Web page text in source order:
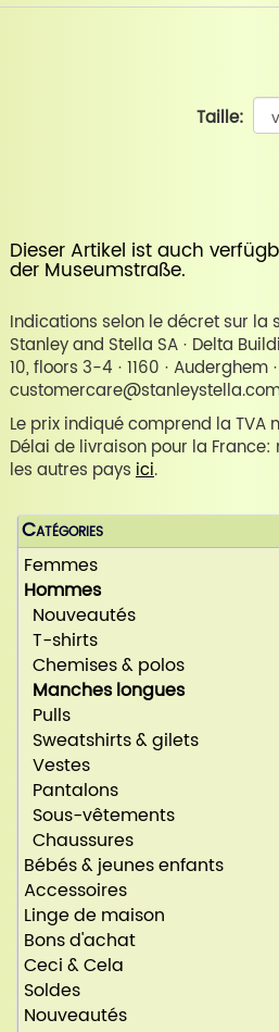
Taille:
Dieser Artikel ist auch
der Museumstraße.
Indications selon le décret sur la
Stanley and Stella SA · Delta
10, floors 3-4 · 1160 · Auderghem
Le prix indiqué comprend la TVA
Délai de livraison pour la France:
les autres pays ici.
Catégories
Femmes
Hommes
Nouveautés
T-shirts
Chemises & polos
Manches longues
Pulls
Sweatshirts & gilets
Vestes
Pantalons
Sous-vêtements
Chaussures
Bébés & jeunes enfants
Accessoires
Linge de maison
Bons d'achat
Ceci & Cela
Soldes
Nouveautés